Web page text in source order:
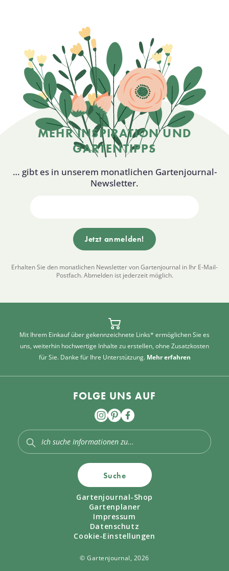
MEHR INSPIRATION UND
GARTENTIPPS
… gibt es in unserem monatlichen Gartenjournal-
Newsletter.
Erhalten Sie den monatlichen Newsletter von Gartenjournal in Ihr E-Mail-
Postfach. Abmelden ist jederzeit möglich.
Mit Ihrem Einkauf über gekennzeichnete Links* ermöglichen Sie es
uns, weiterhin hochwertige Inhalte zu erstellen, ohne Zusatzkosten
für Sie. Danke für Ihre Unterstützung. Mehr erfahren
FOLGE UNS AUF
Suche
Gartenjournal-Shop
Gartenplaner
Impressum
Datenschutz
Cookie-Einstellungen
© Gartenjournal, 2026